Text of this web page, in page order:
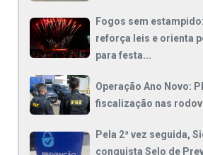
Fogos sem estampido:
reforça leis e orienta
para festa...
Operação Ano Novo:
fiscalização nas
Pela 2ª vez seguida,
conquista Selo de